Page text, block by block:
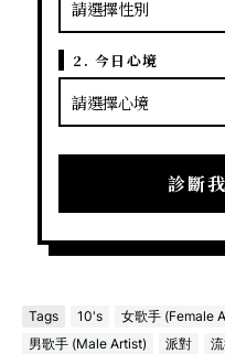
2. 今日心境
診斷
Tags 10's 女歌手 (Female
男歌手 (Male Artist)
派對